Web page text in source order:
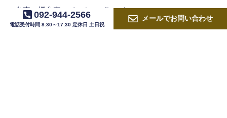
092-944-2566
電話受付時間 8:30～17:30 定休日 土日祝
メールでお問い合わせ
台車・棚台車・メッシュパレット